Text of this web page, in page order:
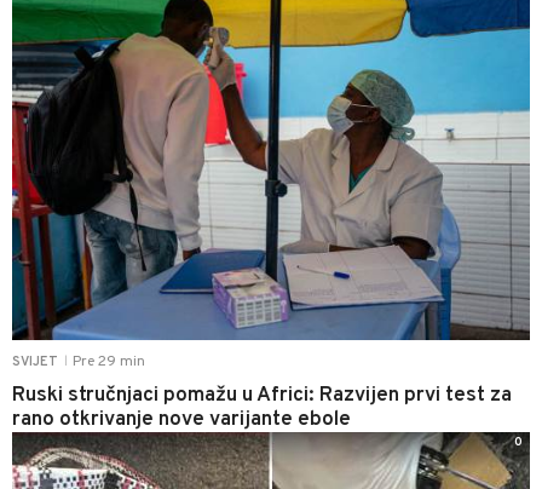
SVIJET Pre 29 min
Ruski stručnjaci pomažu u Africi: Razvijen prvi test za
rano otkrivanje nove varijante ebole
0